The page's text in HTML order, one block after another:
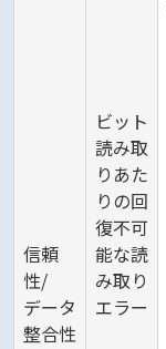
信頼
性/
データ
整合性
ビット
読み取
りあた
りの回
復不可
能な読
み取り
エラー